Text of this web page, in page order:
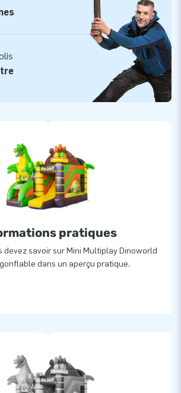
pratiques
devez savoir sur Mini Multiplay Dinoworld
dans un aperçu pratique.